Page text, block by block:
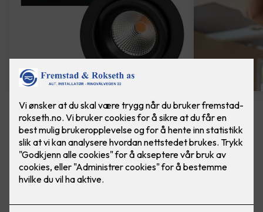
4 stk sorte LED downlights
rehab inkl. LED dimmer
Ferdig montert - Junistar ECO 2700 m/ LED